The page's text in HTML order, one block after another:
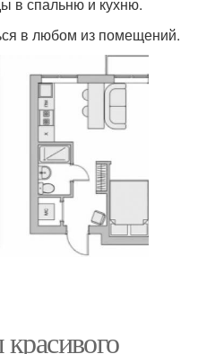
в любом из помещений.